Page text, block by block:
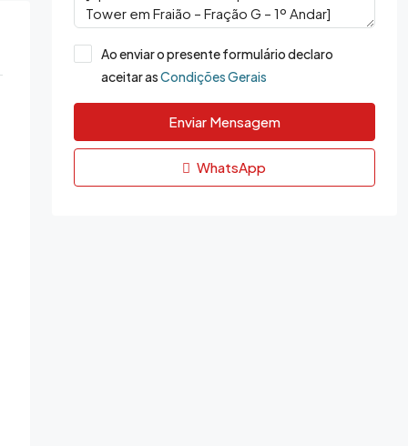
Ao enviar o presente formulário declaro
aceitar asCondições Gerais
Enviar Mensagem
WhatsApp